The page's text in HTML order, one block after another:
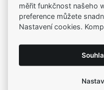
Kamenné
Zastavte se do jedné
měřit funkčnost našeho
preference můžete
Nastavení cookies.